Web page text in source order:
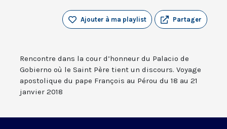
Partager
Ajouter à ma playlist
Rencontre dans la cour d’honneur du Palacio de
Gobierno où le Saint Père tient un discours. Voyage
apostolique du pape François au Pérou du 18 au 21
janvier 2018